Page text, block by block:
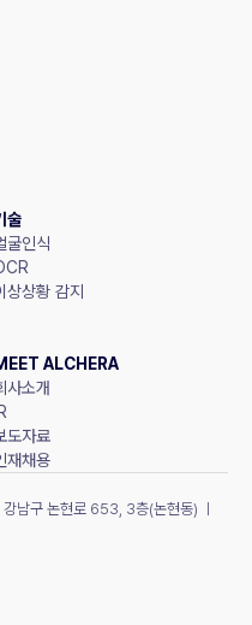
술
굴인식
상상황 감지
ALCHERA
사소개
IR
도자료
재채용
남구 논현로 653, 3층(논현동) ㅣ